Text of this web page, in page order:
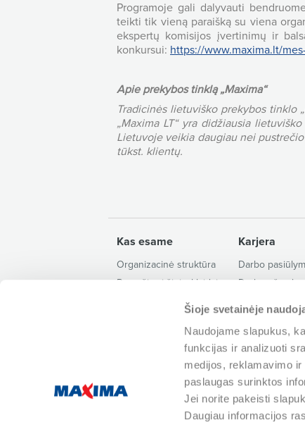
Šioje svetainėje
Naudojame slapukus,
funkcijas ir analizuoti
medijos, reklamavimo
paslaugas surinktos
Jei norite pakeisti
Daugiau informacijos
Programoje gali dalyvauti
teikti tik vieną paraišką su viena
ekspertų komisijos įvertinimų ir
konkursui: https://www.maxima.lt/
Apie prekybos tinklą „Maxima“
Tradicinės lietuviško prekybos tinklo
„Maxima LT“ yra didžiausia
Lietuvoje veikia daugiau nei
tūkst. klientų.
Kas esame
Organizacinė struktūra
Pranešimai žiniasklaidai
Kontaktai ir rekvizitai
Karjera
Darbo
Darbo